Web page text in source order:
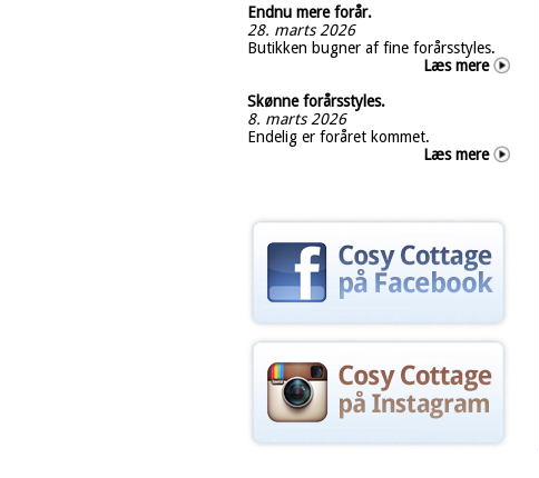
Endnu mere forår.
28. marts 2026
Butikken bugner af fine forårsstyles.
Læs mere
Skønne forårsstyles.
8. marts 2026
Endelig er foråret kommet.
Læs mere